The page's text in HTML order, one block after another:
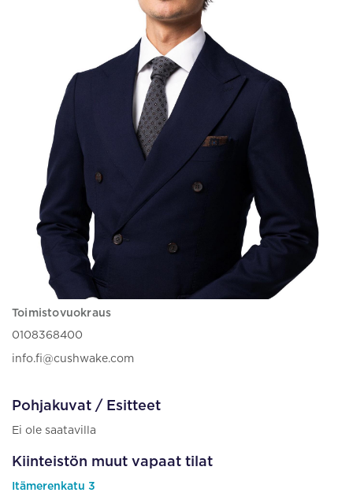
Toimistovuokraus
0108368400
info.fi@cushwake.com
Pohjakuvat / Esitteet
Ei ole saatavilla
Kiinteistön muut vapaat tilat
Itämerenkatu 3